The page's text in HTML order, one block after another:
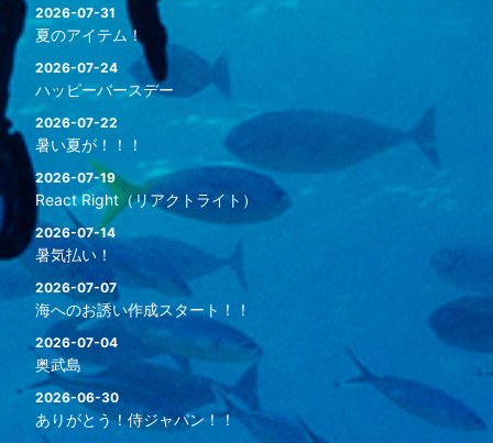
2026-07-31
夏のアイテム！
2026-07-24
ハッピーバースデー
2026-07-22
暑い夏が！！！
2026-07-19
React Right（リアクトライト）
2026-07-14
暑気払い！
2026-07-07
海へのお誘い作成スタート！！
2026-07-04
奥武島
2026-06-30
ありがとう！侍ジャパン！！